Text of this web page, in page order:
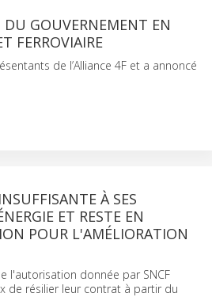
DU GOUVERNEMENT EN
FERROVIAIRE
de l’Alliance 4F et a annoncé
À SES
ET RESTE EN
POUR L'AMÉLIORATION
l'autorisation donnée par SNCF
de résilier leur contrat à partir du